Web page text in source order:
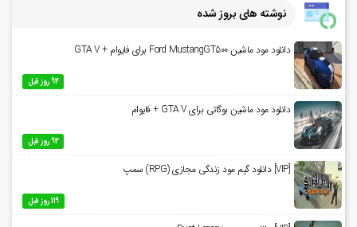
نوشته های بروز شده
دانلود مود ماشین Ford MustangGT500 برای فایوام + GTA V
94 روز قبل
دانلود مود ماشین بوگاتی برای GTA V + فایوام
94 روز قبل
[VIP] دانلود گیم مود زندگی مجازی (RPG) سمپ
119 روز قبل